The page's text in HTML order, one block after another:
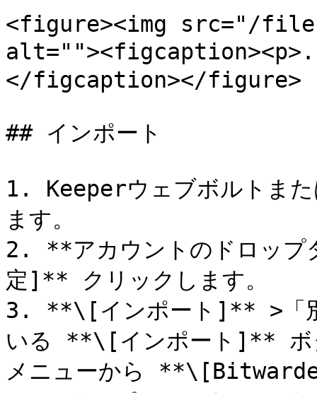
<figure><img src="/
</figcaption></figure>
## インポート
1. Keeperウェブボルトまた
ます。
2. **アカウントのドロッ
定]** クリックします。
3. **\[インポート]** >「別
いる **\[インポート]** ボ
メニューから